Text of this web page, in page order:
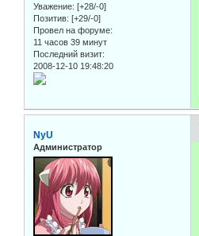
Уважение: [+28/-0]
Позитив: [+29/-0]
Провел на форуме:
11 часов 39 минут
Последний визит:
2008-12-10 19:48:20
NyU
Администратор